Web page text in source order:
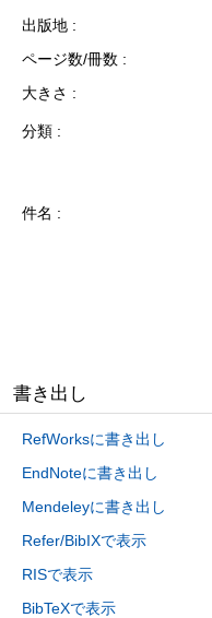
出版地
ページ数/冊数
大きさ
分類
件名
書き出し
RefWorksに書き出し
EndNoteに書き出し
Mendeleyに書き出し
Refer/BibIXで表示
RISで表示
BibTeXで表示